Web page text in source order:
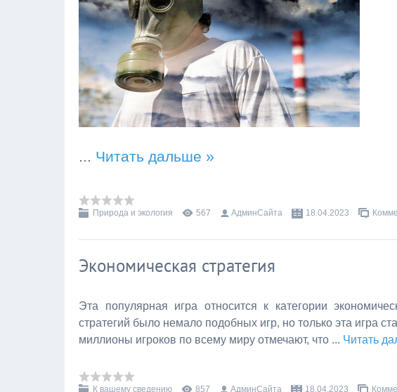
... Читать дальше »
Природа и экология 567 АдминСайта 18.04.2023
Экономическая стратегия
Эта популярная игра относится к категории
стратегий было немало подобных игр, но только эта игра
миллионы игроков по всему миру отмечают, что ... Читать
К вашему сведению 857 АдминСайта 18.04.2023